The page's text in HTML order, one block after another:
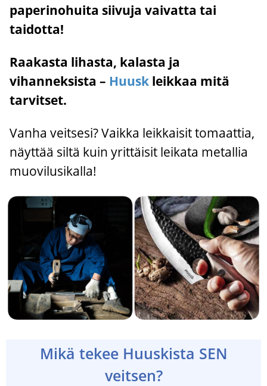
paperinohuita siivuja vaivatta tai
taidotta!
Raakasta lihasta, kalasta ja
vihanneksista – Huusk leikkaa mitä
tarvitset.
Vanha veitsesi? Vaikka leikkaisit tomaattia,
näyttää siltä kuin yrittäisit leikata metallia
muovilusikalla!
Mikä tekee Huuskista SEN
veitsen?